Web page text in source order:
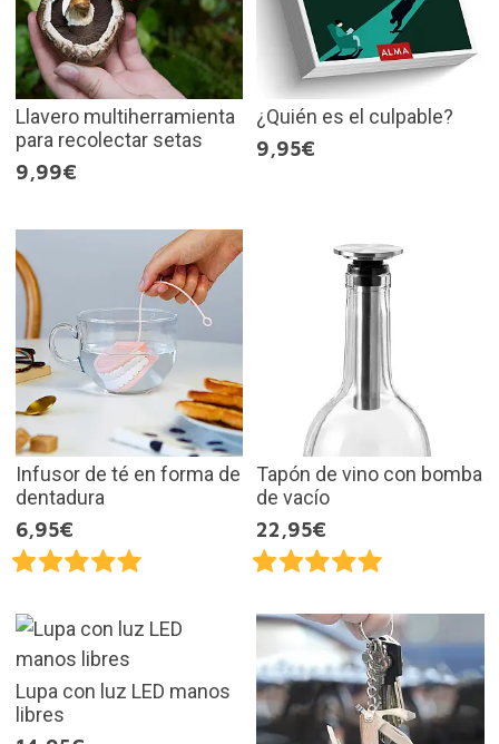
Llavero multiherramienta
para recolectar setas
9,99€
¿Quién es el culpable?
9,95€
Infusor de té en forma de
dentadura
6,95€
Tapón de vino con bomba
de vacío
22,95€
Lupa con luz LED manos
libres